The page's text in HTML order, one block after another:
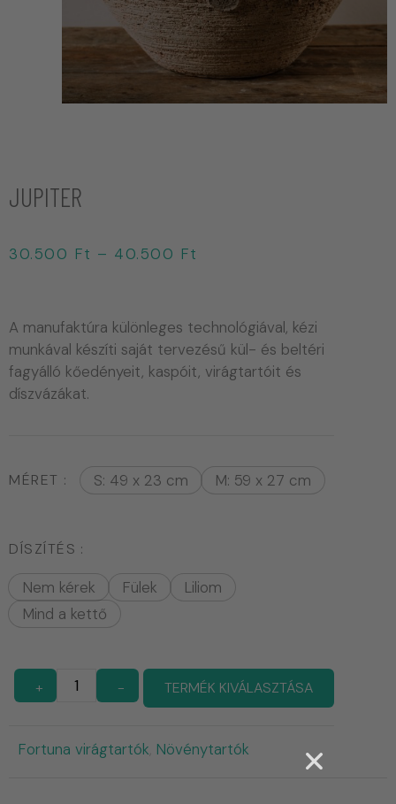
JUPITER
30.500 Ft – 40.500 Ft
A manufaktúra különleges technológiával, kézi
munkával készíti saját tervezésű kül- és beltéri
fagyálló kőedényeit, kaspóit, virágtartóit és
díszvázákat.
MÉRET S: 49 x 23 cm M: 59 x 27 cm
DÍSZÍTÉS
Nem kérek Fülek
Liliom
Mind a kettő
+ - TERMÉK KIVÁLASZTÁSA
Fortuna virágtartók Növénytartók